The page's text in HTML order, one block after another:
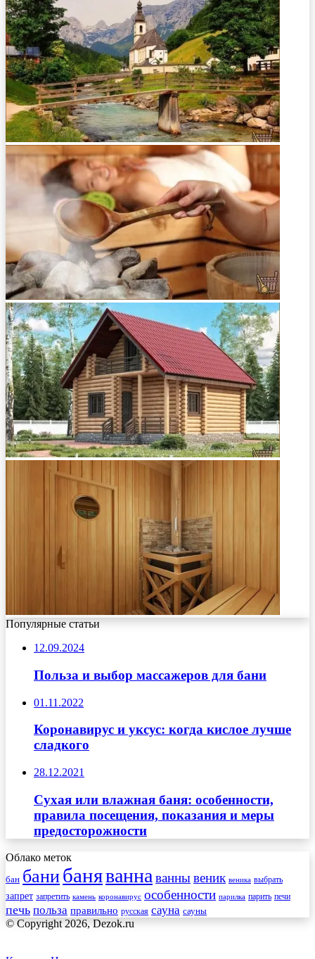
Популярные статьи
12.09.2024
Польза и выбор массажеров для бани
01.11.2022
Коронавирус и уксус: когда кислое лучше
сладкого
28.12.2021
Сухая или влажная баня: особенности,
правила посещения, показания и меры
предосторожности
Облако меток
бан банибаняваннаваннывеник веника выбрать
запрет запретить камень коронавирус особенности парилка парить печи
печь польза правильно русская сауна сауны
© Copyright 2026, Dezok.ru